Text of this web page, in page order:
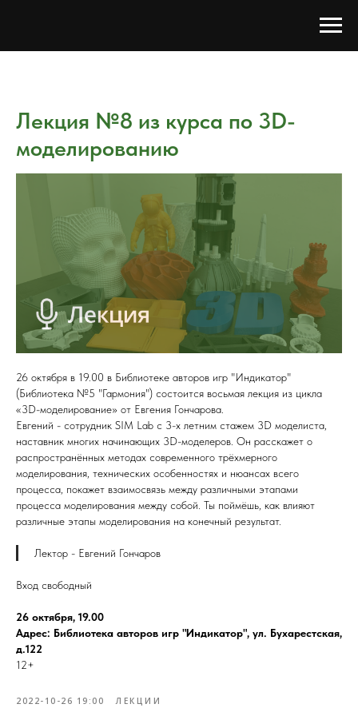
Лекция №8 из курса по 3D-
моделированию
26 октября в 19.00 в Библиотеке авторов игр "Индикатор"
(Библиотека №5 "Гармония") состоится восьмая лекция из цикла
«3D-моделирование» от Евгения Гончарова.
Евгений - сотрудник SIM Lab с 3-х летним стажем 3D моделиста,
наставник многих начинающих 3D-моделеров. Он расскажет о
распространённых методах современного трёхмерного
моделирования, технических особенностях и нюансах всего
процесса, покажет взаимосвязь между различными этапами
процесса моделирования между собой. Ты поймёшь, как влияют
различные этапы моделирования на конечный результат.
Лектор - Евгений Гончаров
Вход свободный
26 октября, 19.00
Адрес: Библиотека авторов игр "Индикатор", ул. Бухарестская,
д.122
12+
2022-10-26 19:00 ЛЕКЦИИ